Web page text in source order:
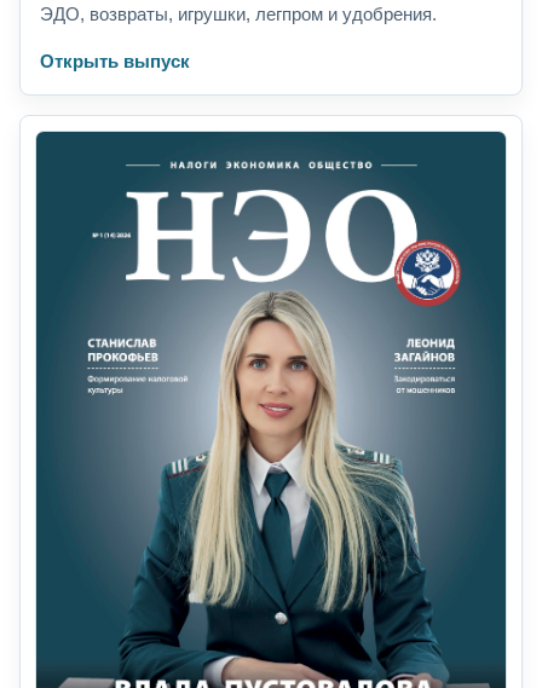
ЭДО, возвраты, игрушки, легпром и удобрения.
Открыть выпуск